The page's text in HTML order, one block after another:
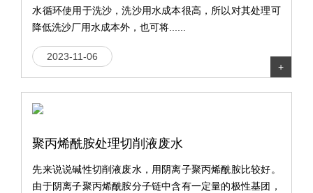
水循环使用于洗沙，洗沙用水成本很高，所以对其处理可
降低洗沙厂用水成本外，也可将......
2023-11-06
+
聚丙烯酰胺处理切削液废水
先来说说碱性切削液废水，用阴离子聚丙烯酰胺比较好。
由于阴离子聚丙烯酰胺分子链中含有一定量的极性基团，